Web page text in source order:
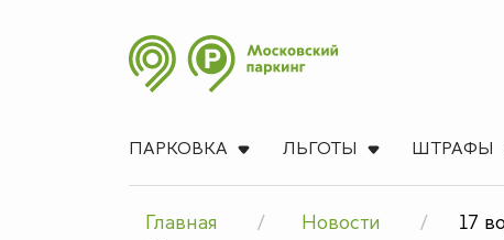
ПАРКОВКА ЛЬГОТЫ ШТРАФЫ
Главная Новости
17